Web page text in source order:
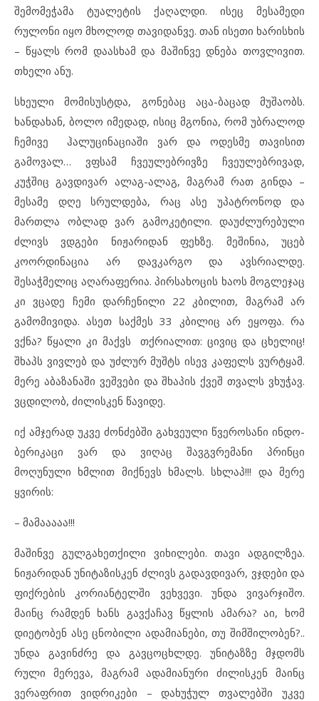
შემომეჭამა ტუალეტის ქაღალდი. ისეც მესამედი
რულონი იყო მხოლოდ თავიდანვე. თან ისეთი ხარისხის
– წყალს რომ დაასხამ და მაშინვე დნება თოვლივით.
თხელი ანუ.
სხეული მომისუსტდა, გონებაც აცა-ბაცად მუშაობს.
ხანდახან, ბოლო იმედად, ისიც მგონია, რომ უბრალოდ
ჩემივე ჰალუცინაციაში ვარ და ოდესმე თავისით
გამოვალ… ვფსამ ჩვეულებრივზე ჩვეულებრივად,
კუჭშიც გავდივარ ალაგ-ალაგ, მაგრამ რათ გინდა –
მესამე დღე სრულდება, რაც ასე უპატრონოდ და
მართლა ობლად ვარ გამოკეტილი. დაუძლურებული
ძლივს ვდგები ნიჟარიდან ფეხზე. მეშინია, უცებ
კოორდინაცია არ დავკარგო და ავსრიალდე.
შესაჭმელიც აღარაფერია. პირსახოცის ხაოს მოგლეჯაც
კი ვცადე ჩემი დარჩენილი 22 კბილით, მაგრამ არ
გამომივიდა. ასეთ საქმეს 33 კბილიც არ ეყოფა. რა
ვქნა? წყალი კი მაქვს თქრიალით: ცივიც და ცხელიც!
შხაპს ვივლებ და უძლურ მუშტს ისევ კაფელს ვურტყამ.
მერე აბაზანაში ვეშვები და შხაპის ქვეშ თვალს ვხუჭავ.
ვცდილობ, ძილისკენ წავიდე.
იქ ამჯერად უკვე ძონძებში გახვეული წვეროსანი ინდო-
ბერიკაცი ვარ და ვიღაც შავგვრემანი პრინცი
მოღუნული ხმლით მიქნევს ხმალს. სხლაპ!!! და მერე
ყვირის:
– მამააააა!!!
მაშინვე გულგახეთქილი ვიხილები. თავი ადგილზეა.
ნიჟარიდან უნიტაზისკენ ძლივს გადავდივარ, ვჯდები და
ფიქრების კორიანტელში ვეხვევი. უნდა ვივარჯიშო.
მაინც რამდენ ხანს გავქაჩავ წყლის ამარა? აი, ხომ
დიეტობენ ასე ცნობილი ადამიანები, თუ შიმშილობენ?..
უნდა გავინძრე და გავცოცხლდე. უნიტაზზე მჯდომს
რული მერევა, მაგრამ ადამიანური ძილისკენ მაინც
ვერაფრით ვიდრიკები – დახუჭულ თვალებში უკვე